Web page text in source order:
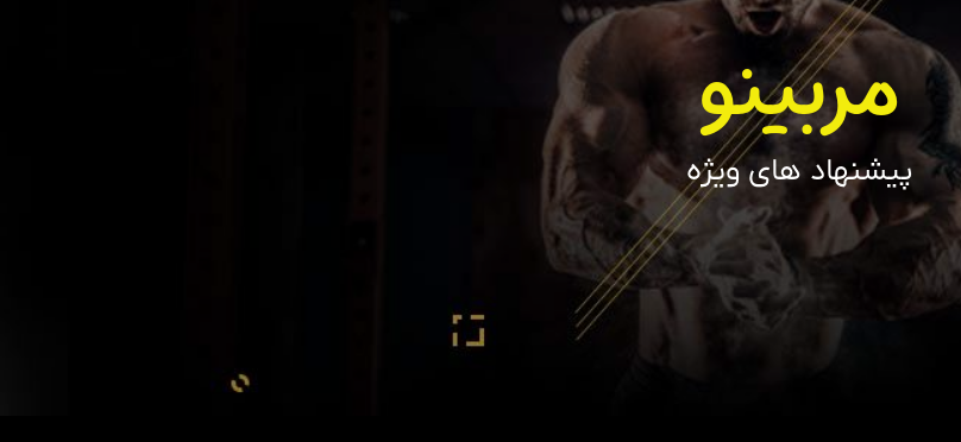
مربینو
پیشنهاد های ویژه